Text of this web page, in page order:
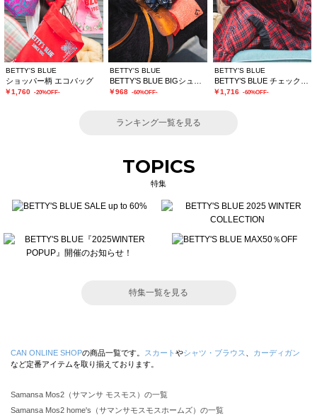
BETTY'S BLUE
ショッパー柄 エコバッグ
￥1,760 -20%OFF-
BETTY'S BLUE
￥968 -60%OFF-
BETTY'S BLUE
￥1,716 -60%OFF-
ランキング一覧を見る
TOPICS
特集
特集一覧を見る
CAN ONLINE SHOPの商品一覧です。 スカート やシャツ・ブラウス
カーディガン
など定番アイテムを取り揃えております。
Samansa Mos2（サマンサ モスモス）の一覧
Samansa Mos2 home's（サマンサモスモスホームズ）の一覧